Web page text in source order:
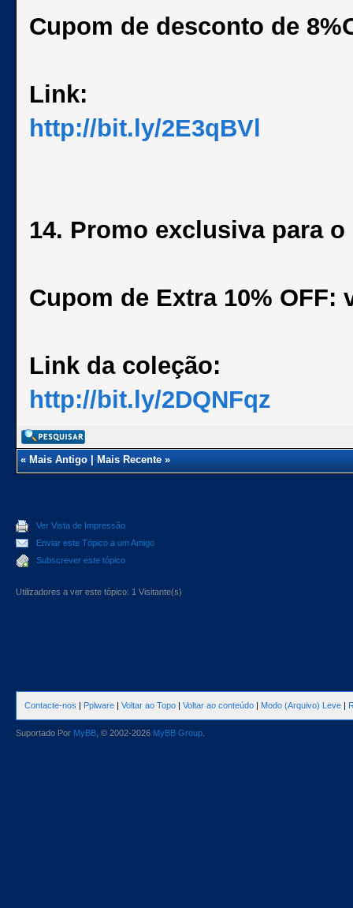
Cupom de desconto de
Link:
http://bit.ly/2E3qBVl
14. Promo exclusiva para
Cupom de Extra 10% OFF:
Link da coleção:
http://bit.ly/2DQNFqz
«Mais Antigo|Mais Recente»
Ver Vista de Impressão
Enviar este Tópico a um Amigo
Subscrever este tópico
Utilizadores a ver este tópico: 1 Visitante(s)
Contacte-nos | Pplware | Voltar ao Topo | Voltar ao conteúdo | Modo (Arquivo) Leve |
Suportado Por MyBB , © 2002-2026 MyBB Group